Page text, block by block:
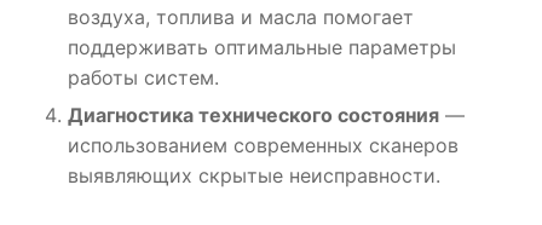
воздуха, топлива и масла помогает
поддерживать оптимальные параметры
работы систем.
Диагностика технического состояния —
использованием современных сканеров
выявляющих скрытые неисправности.